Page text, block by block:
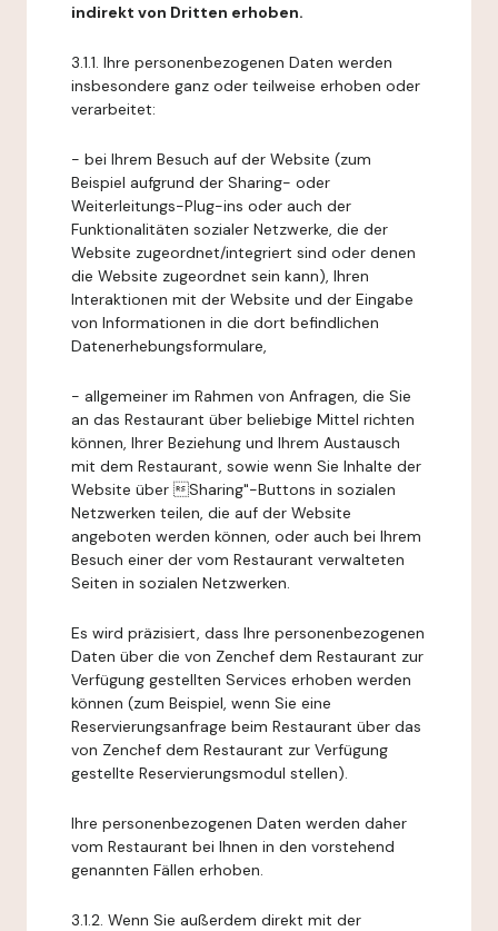
indirekt von Dritten erhoben.
3.1.1. Ihre personenbezogenen Daten werden
insbesondere ganz oder teilweise erhoben oder
verarbeitet:
- bei Ihrem Besuch auf der Website (zum
Beispiel aufgrund der Sharing- oder
Weiterleitungs-Plug-ins oder auch der
Funktionalitäten sozialer Netzwerke, die der
Website zugeordnet/integriert sind oder denen
die Website zugeordnet sein kann), Ihren
Interaktionen mit der Website und der Eingabe
von Informationen in die dort befindlichen
Datenerhebungsformulare,
- allgemeiner im Rahmen von Anfragen, die Sie
an das Restaurant über beliebige Mittel richten
können, Ihrer Beziehung und Ihrem Austausch
mit dem Restaurant, sowie wenn Sie Inhalte der
Website über Sharing"-Buttons in sozialen
Netzwerken teilen, die auf der Website
angeboten werden können, oder auch bei Ihrem
Besuch einer der vom Restaurant verwalteten
Seiten in sozialen Netzwerken.
Es wird präzisiert, dass Ihre personenbezogenen
Daten über die von Zenchef dem Restaurant zur
Verfügung gestellten Services erhoben werden
können (zum Beispiel, wenn Sie eine
Reservierungsanfrage beim Restaurant über das
von Zenchef dem Restaurant zur Verfügung
gestellte Reservierungsmodul stellen).
Ihre personenbezogenen Daten werden daher
vom Restaurant bei Ihnen in den vorstehend
genannten Fällen erhoben.
3.1.2. Wenn Sie außerdem direkt mit der